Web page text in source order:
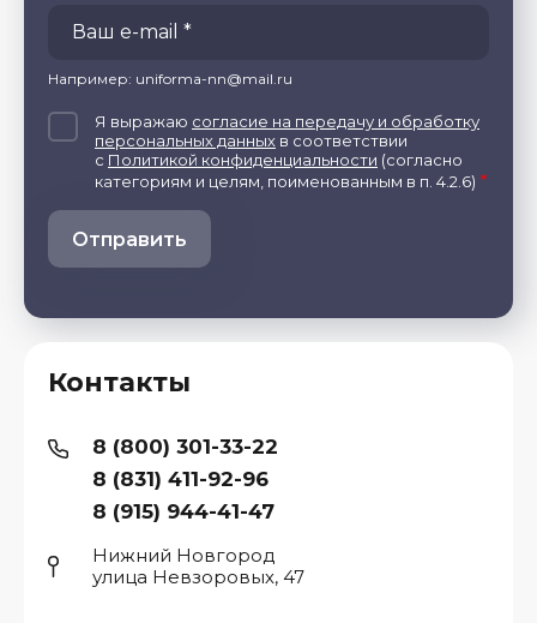
Контакты
8 (800) 301-33-22
8 (831) 411-92-96
8 (915) 944-41-47
Нижний Новгород
улица Невзоровых, 47
Например: uniforma-nn@mail.ru
Я выражаю согласие на передачу и обработку
персональных данных в соответствии
с Политикой конфиденциальности (согласно
категориям и целям, поименованным в п. 4.2.6) *
Отправить